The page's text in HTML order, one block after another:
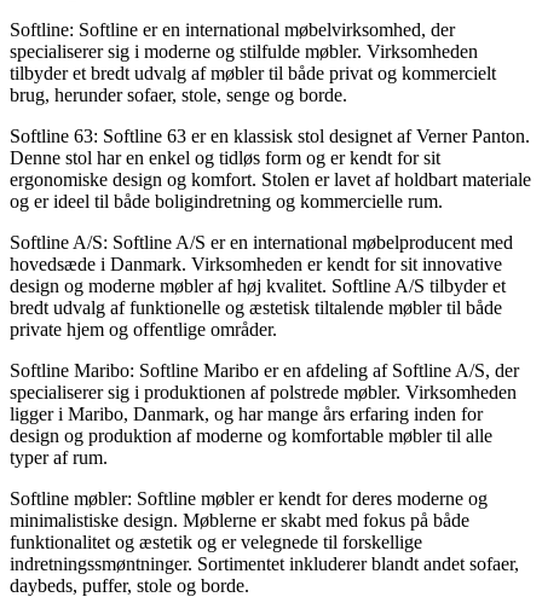
Softline: Softline er en international møbelvirksomhed, der
specialiserer sig i moderne og stilfulde møbler. Virksomheden
tilbyder et bredt udvalg af møbler til både privat og kommercielt
brug, herunder sofaer, stole, senge og borde.
Softline 63: Softline 63 er en klassisk stol designet af Verner Panton.
Denne stol har en enkel og tidløs form og er kendt for sit
ergonomiske design og komfort. Stolen er lavet af holdbart materiale
og er ideel til både boligindretning og kommercielle rum.
Softline A/S: Softline A/S er en international møbelproducent med
hovedsæde i Danmark. Virksomheden er kendt for sit innovative
design og moderne møbler af høj kvalitet. Softline A/S tilbyder et
bredt udvalg af funktionelle og æstetisk tiltalende møbler til både
private hjem og offentlige områder.
Softline Maribo: Softline Maribo er en afdeling af Softline A/S, der
specialiserer sig i produktionen af polstrede møbler. Virksomheden
ligger i Maribo, Danmark, og har mange års erfaring inden for
design og produktion af moderne og komfortable møbler til alle
typer af rum.
Softline møbler: Softline møbler er kendt for deres moderne og
minimalistiske design. Møblerne er skabt med fokus på både
funktionalitet og æstetik og er velegnede til forskellige
indretningssmøntninger. Sortimentet inkluderer blandt andet sofaer,
daybeds, puffer, stole og borde.